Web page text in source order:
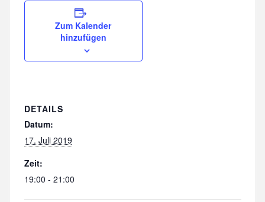
Zum Kalender
hinzufügen
DETAILS
Datum:
17. Juli 2019
Zeit:
19:00 - 21:00